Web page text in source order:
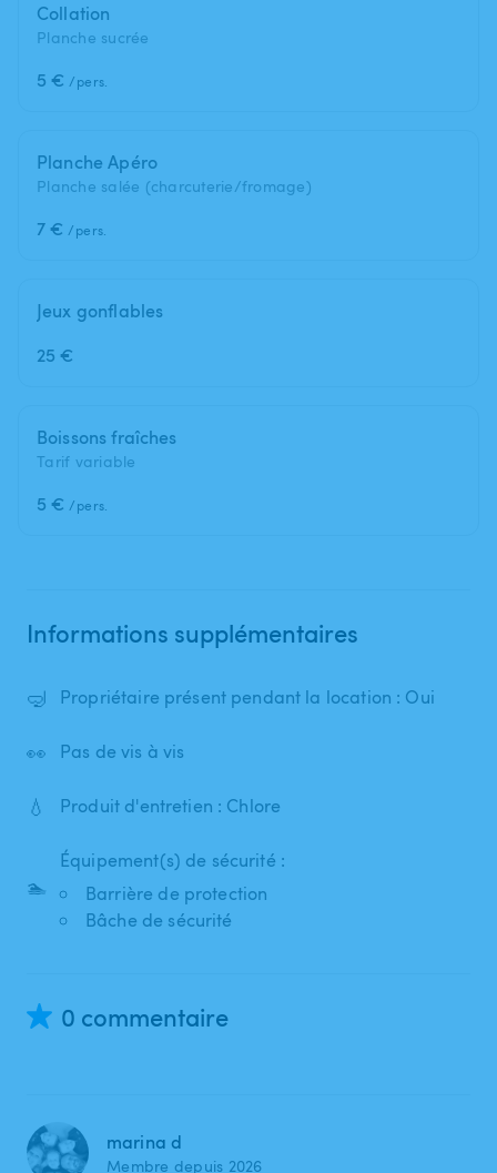
Collation
Planche sucrée
5 € /pers.
Planche Apéro
Planche salée (charcuterie/fromage)
7 € /pers.
Jeux gonflables
25 €
Boissons fraîches
Tarif variable
5 € /pers.
Informations supplémentaires
🤿 Propriétaire présent pendant la location : Oui
👀 Pas de vis à vis
💧 Produit d'entretien : Chlore
🏊
Équipement(s) de sécurité :
Barrière de protection
Bâche de sécurité
0 commentaire
marina d
Membre depuis 2026